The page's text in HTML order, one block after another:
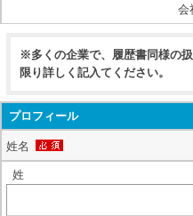
会
※多くの企業で、履歴書同様の
限り詳しく記入てください。
プロフィール
姓名